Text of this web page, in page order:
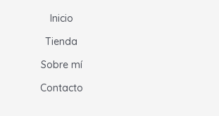
Inicio
Tienda
Sobre mí
Contacto